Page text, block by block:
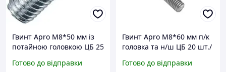
Гвинт Apro М8*50 мм із
потайною головкою ЦБ 25
Готово до відправки
Гвинт Apro М8*60 мм п/к
головка та н/ш ЦБ 20 шт./
Готово до відправки